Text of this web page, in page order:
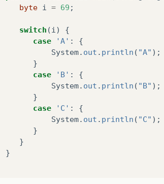
byte i = 69 ;
switch (i )
{
case
'A' :
{
System. out . println ( "A" );
}
case
'B' :
{
System. out . println ( "B" );
}
case
'C' :
{
System. out . println ( "C" );
}
}
}